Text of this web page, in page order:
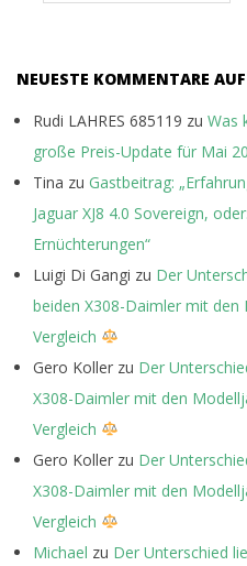
NEUESTE KOMMENTARE
Rudi LAHRES 685119 zu Was
große Preis-Update für Mai
Tina zu Gastbeitrag:
Jaguar XJ8 4.0 Sovereign,
Ernüchterungen“
Luigi Di Gangi zu Der
beiden X308-Daimler mit
Vergleich
Gero Koller zu Der
X308-Daimler mit den
Vergleich
Gero Koller zu Der
X308-Daimler mit den
Vergleich
Michael zu Der Unterschied